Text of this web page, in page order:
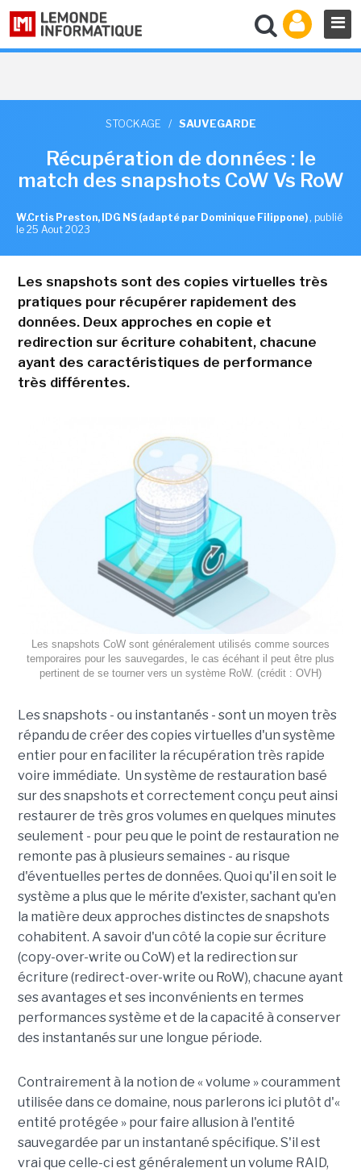
STOCKAGE / SAUVEGARDE
Récupération de données : le
match des snapshots CoW Vs RoW
W.Crtis Preston, IDG NS (adapté par Dominique Filippone) , publié
le 25 Aout 2023
Les snapshots sont des copies virtuelles très
pratiques pour récupérer rapidement des
données. Deux approches en copie et
redirection sur écriture cohabitent, chacune
ayant des caractéristiques de performance
très différentes.
Les snapshots CoW sont généralement utilisés comme sources
temporaires pour les sauvegardes, le cas écéhant il peut être plus
pertinent de se tourner vers un système RoW. (crédit : OVH)
Les snapshots - ou instantanés - sont un moyen très
répandu de créer des copies virtuelles d'un système
entier pour en faciliter la récupération très rapide
voire immédiate. Un système de restauration basé
sur des snapshots et correctement conçu peut ainsi
restaurer de très gros volumes en quelques minutes
seulement - pour peu que le point de restauration ne
remonte pas à plusieurs semaines - au risque
d'éventuelles pertes de données. Quoi qu'il en soit le
système a plus que le mérite d'exister, sachant qu'en
la matière deux approches distinctes de snapshots
cohabitent. A savoir d'un côté la copie sur écriture
(copy-over-write ou CoW) et la redirection sur
écriture (redirect-over-write ou RoW), chacune ayant
ses avantages et ses inconvénients en termes
performances système et de la capacité à conserver
des instantanés sur une longue période.
Contrairement à la notion de « volume » couramment
utilisée dans ce domaine, nous parlerons ici plutôt d'«
entité protégée » pour faire allusion à l'entité
sauvegardée par un instantané spécifique. S'il est
vrai que celle-ci est généralement un volume RAID,